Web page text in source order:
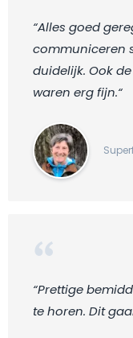
“Alles goed
communiceren
duidelijk. Ook
waren erg fijn.“
“Prettige
te horen. Dit